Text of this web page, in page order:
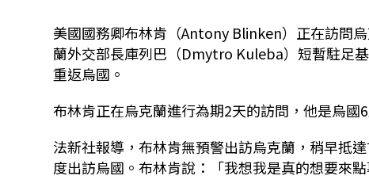
美國國務卿布林肯（Antony Blinken）正在訪問
蘭外交部長庫列巴（Dmytro Kuleba）短暫駐足
重返烏國。
布林肯正在烏克蘭進行為期2天的訪問，他是烏
法新社報導，布林肯無預警出訪烏克蘭，稍早抵
度出訪烏國。布林肯說：「我想我是真的想要來